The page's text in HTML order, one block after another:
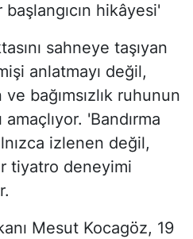
hikâyesi'
sahneye taşıyan
anlatmayı değil,
ve bağımsızlık ruhunun
amaçlıyor. 'Bandırma
izlenen değil,
tiyatro deneyimi
Mesut Kocagöz, 19